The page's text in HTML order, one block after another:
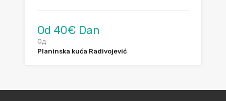
Od 40€ Dan
Од
Planinska kuća Radivojević